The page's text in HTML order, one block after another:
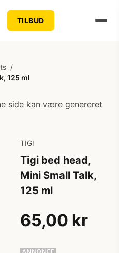
TILBUD
/
125 ml
side kan være genereret
TIGI
Tigi bed head,
Mini Small Talk,
125 ml
65,00 kr